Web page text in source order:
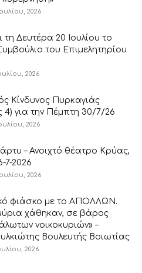
2026
τη Δευτέρα 20 Ιουλίου το
του Επιμελητηρίου
2026
Κίνδυνος Πυρκαγιάς
4) για την Πέμπτη 30/7/26
2026
– Ανοιχτό θέατρο Κρύας,
7-2026
2026
φιάσκο με το ΑΠΟΛΛΩΝ.
χάθηκαν, σε βάρος
νοικοκυριών» –
Βουλευτής Βοιωτίας
2026